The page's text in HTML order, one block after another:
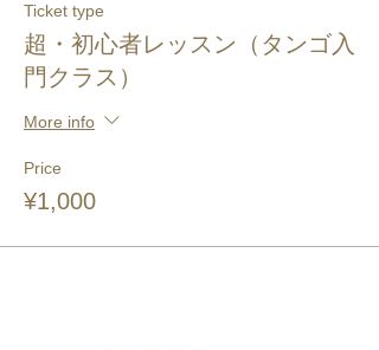
Ticket type
超・初心者レッスン（タンゴ入
門クラス）
More info
Price
¥1,000